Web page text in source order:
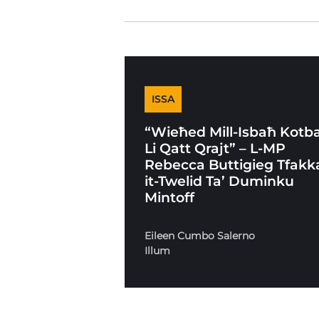
ISSA
“Wieħed Mill-Isbaħ
Li Qatt Qrajt” – L-MP
Rebecca Buttigieg
it-Twelid Ta’ Duminku
Mintoff
Eileen Cumbo Salerno
Illum